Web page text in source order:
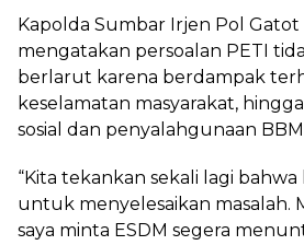
Kapolda Sumbar Irjen Pol
mengatakan persoalan PETI
berlarut karena berdampak
keselamatan masyarakat,
sosial dan penyalahgunaan
“Kita tekankan sekali lagi
untuk menyelesaikan masalah.
saya minta ESDM segera